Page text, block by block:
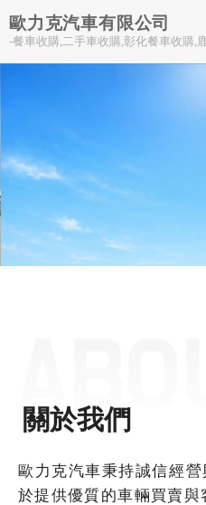
歐力克汽車有限公司
-餐車收購,二手車收購,彰化餐車收購,
關於我們
歐力克汽車秉持誠信經
於提供優質的車輛買賣與